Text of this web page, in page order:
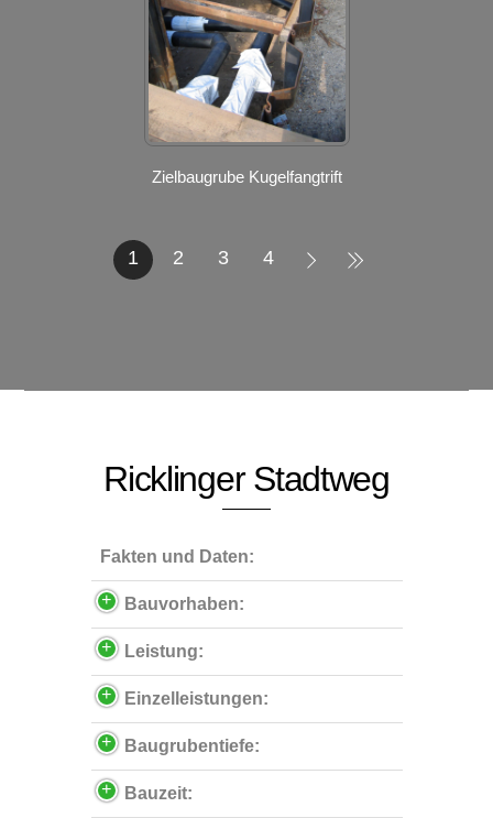
Zielbaugrube Kugelfangtrift
1 2 3 4
Ricklinger Stadtweg
Fakten und Daten:
Bauvorhaben:
Leistung:
Einzelleistungen:
Baugrubentiefe:
Bauzeit: